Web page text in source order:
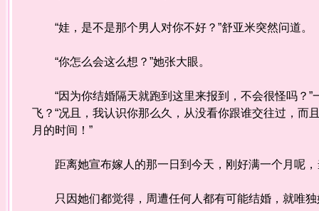
“娃，是不是那个男人对你不好？”舒亚米突然问道。
“你怎么会这么想？”她张大眼。
“因为你结婚隔天就跑到这里来报到，不会很怪吗？”
飞？“况且，我认识你那么久，从没看你跟谁交往过，
月的时间！”
距离她宣布嫁人的那一日到今天，刚好满一个月呢，
只因她们都觉得，周遭任何人都有可能结婚，就唯独